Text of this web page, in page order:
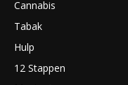
Cannabis
Tabak
Hulp
12 Stappen